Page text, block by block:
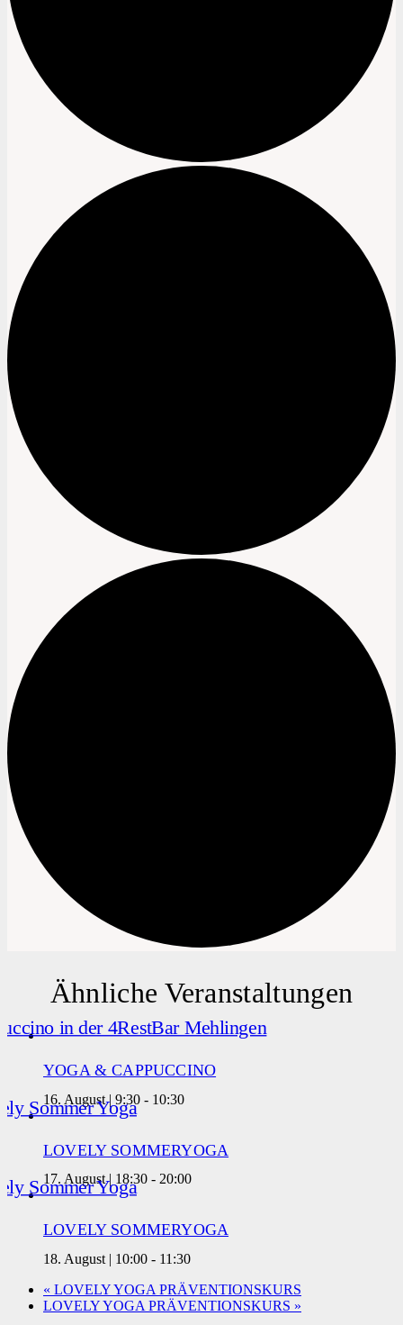
Ähnliche Veranstaltungen
YOGA & CAPPUCCINO
16. August | 9:30 - 10:30
LOVELY SOMMERYOGA
17. August | 18:30 - 20:00
LOVELY SOMMERYOGA
18. August | 10:00 - 11:30
« LOVELY YOGA PRÄVENTIONSKURS
LOVELY YOGA PRÄVENTIONSKURS »